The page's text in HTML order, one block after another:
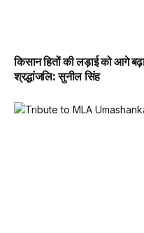
किसान हितों की लड़ाई को आगे
श्रद्धांजलि: सुनील सिंह